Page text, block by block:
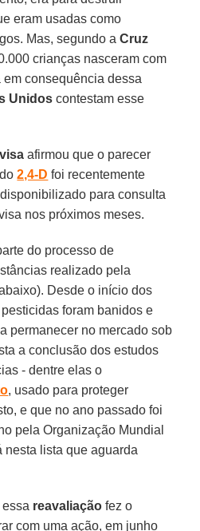
eram usadas como
Mas, segundo aCruz
crianças nasceram com
consequência dessa
Unidos contestam esse
afirmou que o parecer
do2,4-D foi recentemente
para consulta
nos próximos meses.
do processo de
realizado pela
Desde o início dos
foram banidos e
permanecer no mercado sob
a conclusão dos estudos
- dentre elas o
, usado para proteger
e que no ano passado foi
pela Organização Mundial
nesta lista que aguarda
reavaliação fez o
com uma ação, em junho